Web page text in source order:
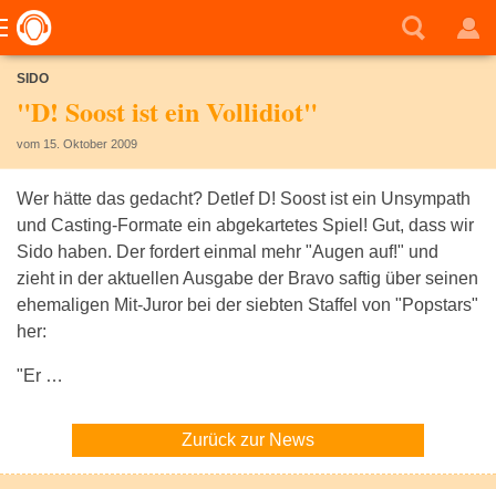
SIDO
"D! Soost ist ein Vollidiot"
vom 15. Oktober 2009
Wer hätte das gedacht? Detlef D! Soost ist ein Unsympath
und Casting-Formate ein abgekartetes Spiel! Gut, dass wir
Sido haben. Der fordert einmal mehr "Augen auf!" und
zieht in der aktuellen Ausgabe der Bravo saftig über seinen
ehemaligen Mit-Juror bei der siebten Staffel von "Popstars"
her:
"Er …
Zurück zur News